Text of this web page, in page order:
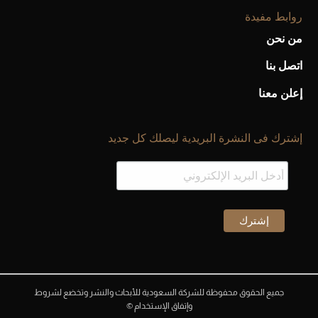
روابط مفيدة
من نحن
اتصل بنا
إعلن معنا
إشترك فى النشرة البريدية ليصلك كل جديد
جميع الحقوق محفوظة للشركة السعودية للأبحاث والنشر وتخضع لشروط
وإتفاق الإستخدام ©